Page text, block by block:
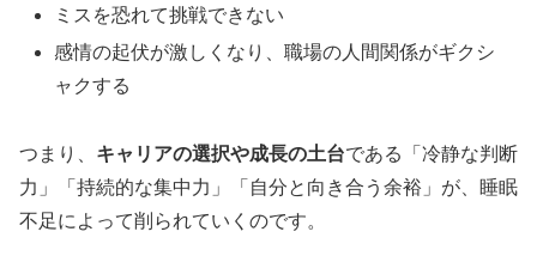
ミスを恐れて挑戦できない
感情の起伏が激しくなり、職場の人間関係がギクシ
ャクする
つまり、 キャリアの選択や成長の土台である「冷静な判断
力」「持続的な集中力」「自分と向き合う余裕」が、睡眠
不足によって削られていくのです。